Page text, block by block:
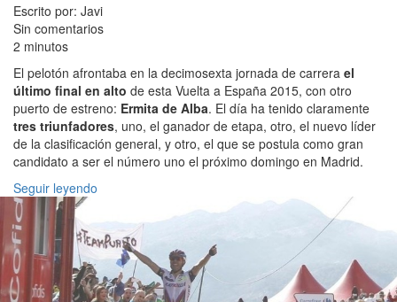
Escrito por: Javi
Sin comentarios
2 minutos
El pelotón afrontaba en la decimosexta jornada de carrera el
último final en alto de esta Vuelta a España 2015, con otro
puerto de estreno: Ermita de Alba. El día ha tenido claramente
tres triunfadores, uno, el ganador de etapa, otro, el nuevo líder
de la clasificación general, y otro, el que se postula como gran
candidato a ser el número uno el próximo domingo en Madrid.
Seguir leyendo